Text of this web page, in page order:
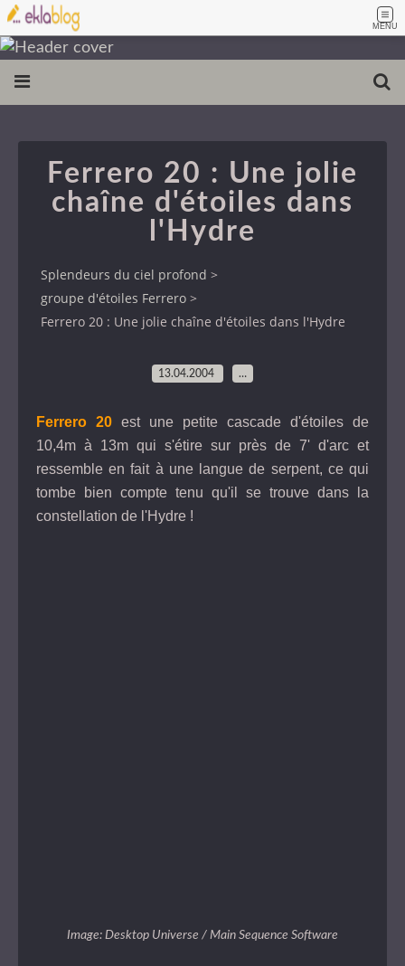
MENU
Ferrero 20 : Une jolie
chaîne d'étoiles dans
l'Hydre
Splendeurs du ciel profond >
groupe d'étoiles Ferrero >
Ferrero 20 : Une jolie chaîne d'étoiles dans l'Hydre
13.04.2004 …
Ferrero 20 est une petite cascade d'étoiles de
10,4m à 13m qui s'étire sur près de 7' d'arc et
ressemble en fait à une langue de serpent, ce qui
tombe bien compte tenu qu'il se trouve dans la
constellation de l'Hydre !
Image: Desktop Universe / Main Sequence Software